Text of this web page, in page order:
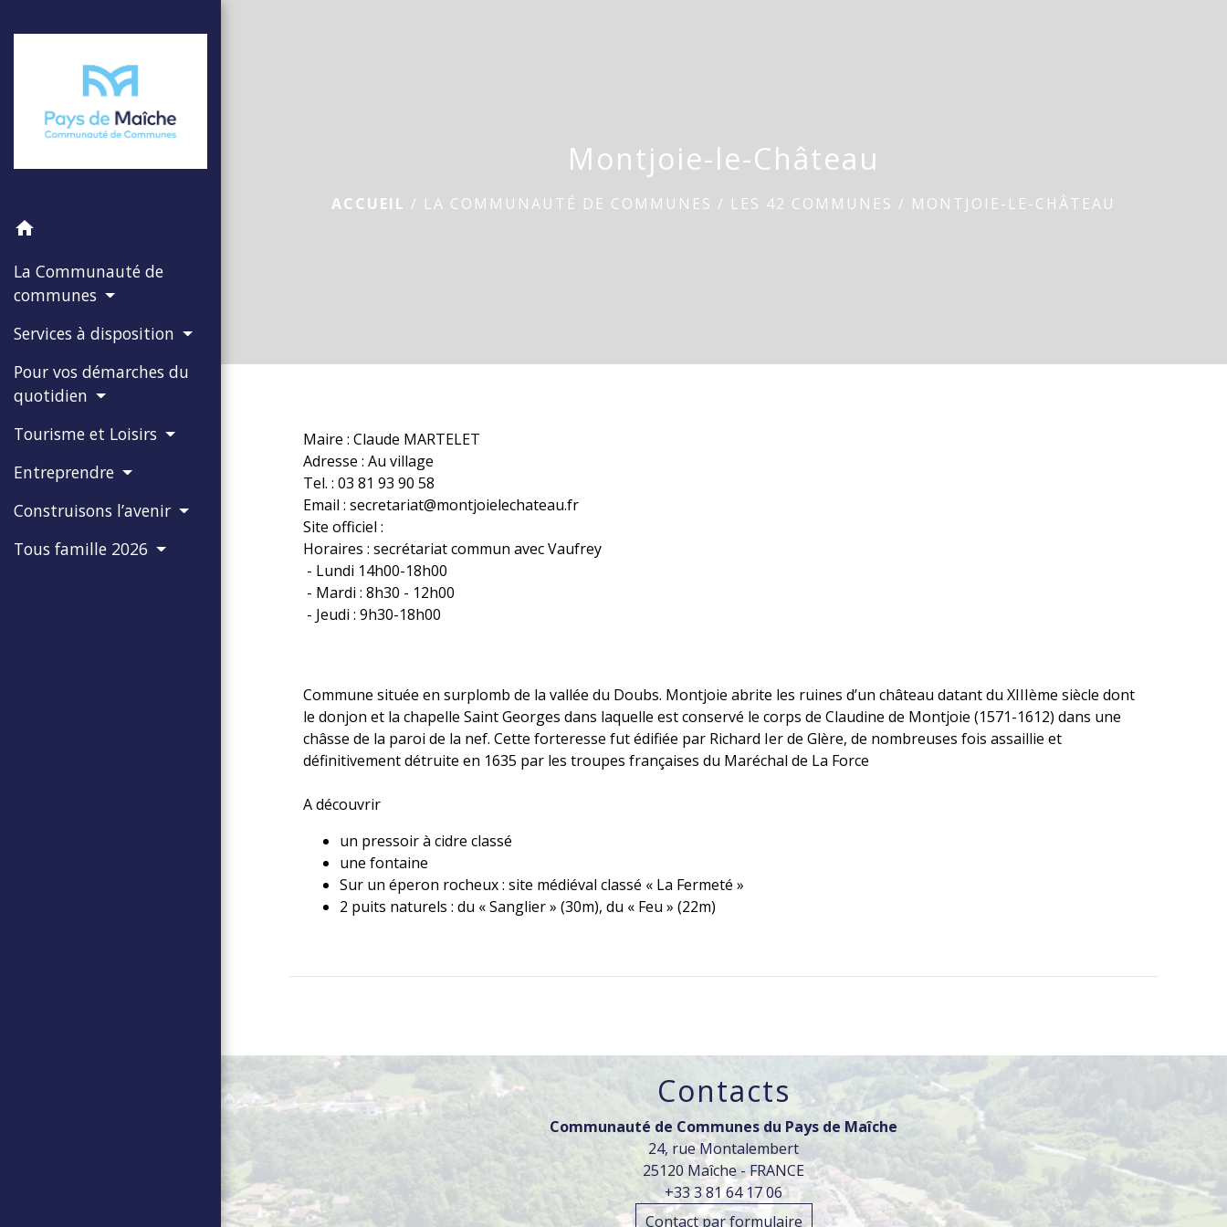
home
La Communauté de
communes
Services à disposition
Pour vos démarches du
quotidien
Tourisme et Loisirs
Entreprendre
Construisons l’avenir
Tous famille 2026
Montjoie-le-Château
ACCUEIL / LA COMMUNAUTÉ DE COMMUNES / LES 42 COMMUNES / MONTJOIE-LE-CHÂTEAU
Maire : Claude MARTELET
Adresse : Au village
Tel. : 03 81 93 90 58
Email : secretariat@montjoielechateau.fr
Site officiel :
Horaires : secrétariat commun avec Vaufrey
- Lundi 14h00-18h00
- Mardi : 8h30 - 12h00
- Jeudi : 9h30-18h00
Commune située en surplomb de la vallée du Doubs. Montjoie abrite les ruines d’un château datant du XIIIème siècle dont
le donjon et la chapelle Saint Georges dans laquelle est conservé le corps de Claudine de Montjoie (1571-1612) dans une
châsse de la paroi de la nef. Cette forteresse fut édifiée par Richard Ier de Glère, de nombreuses fois assaillie et
définitivement détruite en 1635 par les troupes françaises du Maréchal de La Force
A découvrir
un pressoir à cidre classé
une fontaine
Sur un éperon rocheux : site médiéval classé « La Fermeté »
2 puits naturels : du « Sanglier » (30m), du « Feu » (22m)
Contacts
Communauté de Communes du Pays de Maîche
24, rue Montalembert
25120 Maîche - FRANCE
+33 3 81 64 17 06
Contact par formulaire